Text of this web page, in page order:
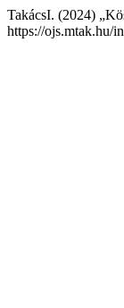
TakácsI. (2024)
https://ojs.mtak.hu/